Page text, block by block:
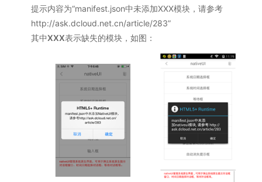
提示内容为“manifest.json中未添加XXX模块，请参考
http://ask.dcloud.net.cn/article/283”
其中XXX表示缺失的模块，如图：